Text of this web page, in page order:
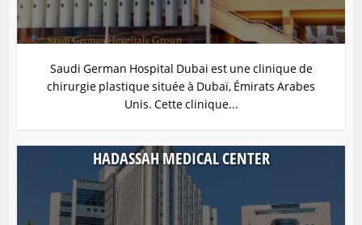
Saudi German Hospital Dubai est une clinique de
chirurgie plastique située à Dubaï, Émirats Arabes
Unis. Cette clinique...
HADASSAH MEDICAL CENTER